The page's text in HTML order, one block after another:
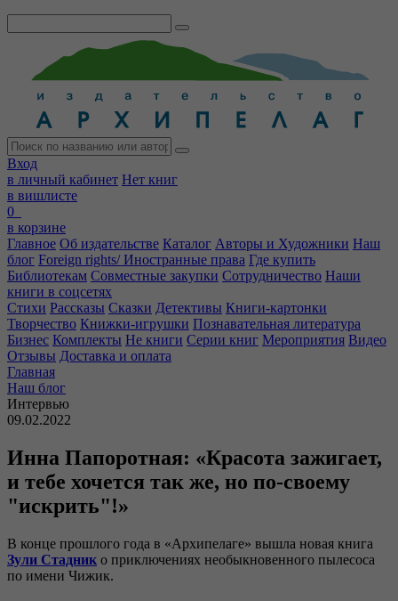
Вход
в личный кабинет Нет книг
в вишлисте
0
в корзине
Главное Об издательстве Каталог Авторы и Художники Наш
блог Foreign rights/ Иностранные права Где купить
Библиотекам Совместные закупки Сотрудничество Наши
книги в соцсетях
Стихи Рассказы Сказки Детективы Книги-картонки
Творчество Книжки-игрушки Познавательная литература
Бизнес Комплекты Не книги Серии книг Мероприятия Видео
Отзывы Доставка и оплата
Главная
Наш блог
Интервью
09.02.2022
Инна Папоротная: «Красота зажигает,
и тебе хочется так же, но по-своему
"искрить"!»
В конце прошлого года в «Архипелаге» вышла новая книга
Зули Стадник о приключениях необыкновенного пылесоса
по имени Чижик.